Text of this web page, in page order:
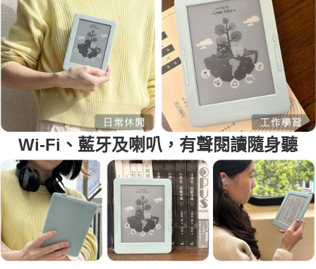
Wi-Fi、藍牙及喇叭，有聲閱讀隨身聽